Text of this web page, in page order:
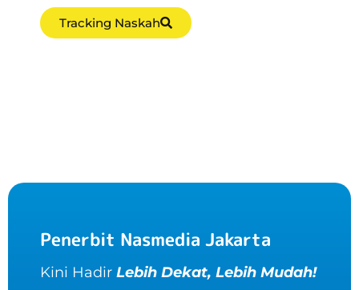
Tracking Naskah
Penerbit Nasmedia Jakarta
Kini Hadir Lebih Dekat, Lebih Mudah!